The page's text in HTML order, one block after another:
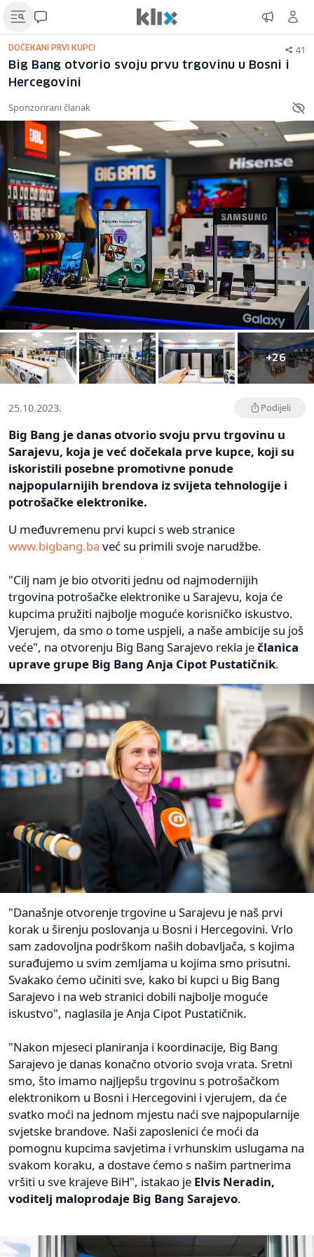
DOČEKANI PRVI KUPCI 41
Big Bang otvorio svoju prvu trgovinu u Bosni i
Hercegovini
Sponzorirani članak
+26
25.10.2023. Podijeli
Big Bang je danas otvorio svoju prvu trgovinu u
Sarajevu, koja je već dočekala prve kupce, koji su
iskoristili posebne promotivne ponude
najpopularnijih brendova iz svijeta tehnologije i
potrošačke elektronike.
U međuvremenu prvi kupci s web stranice
www.bigbang.ba već su primili svoje narudžbe.
"Cilj nam je bio otvoriti jednu od najmodernijih
trgovina potrošačke elektronike u Sarajevu, koja će
kupcima pružiti najbolje moguće korisničko iskustvo.
Vjerujem, da smo o tome uspjeli, a naše ambicije su još
veće", na otvorenju Big Bang Sarajevo rekla ječlanica
uprave grupe Big Bang Anja Cipot Pustatičnik.
"Današnje otvorenje trgovine u Sarajevu je naš prvi
korak u širenju poslovanja u Bosni i Hercegovini. Vrlo
sam zadovoljna podrškom naših dobavljača, s kojima
surađujemo u svim zemljama u kojima smo prisutni.
Svakako ćemo učiniti sve, kako bi kupci u Big Bang
Sarajevo i na web stranici dobili najbolje moguće
iskustvo", naglasila je Anja Cipot Pustatičnik.
"Nakon mjeseci planiranja i koordinacije, Big Bang
Sarajevo je danas konačno otvorio svoja vrata. Sretni
smo, što imamo najljepšu trgovinu s potrošačkom
elektronikom u Bosni i Hercegovini i vjerujem, da će
svatko moći na jednom mjestu naći sve najpopularnije
svjetske brandove. Naši zaposlenici će moći da
pomognu kupcima savjetima i vrhunskim uslugama na
svakom koraku, a dostave ćemo s našim partnerima
vršiti u sve krajeve BiH", istakao je Elvis Neradin,
voditelj maloprodaje Big Bang Sarajevo.